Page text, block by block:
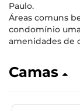
Paulo.
Áreas comuns
condomínio
amenidades de
Camas